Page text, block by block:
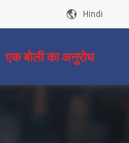
Hindi
एक बोली का अनुरोध